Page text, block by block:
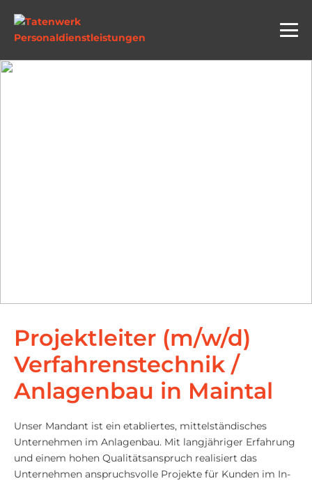
Projektleiter (m/w/d)
Verfahrenstechnik /
Anlagenbau in Maintal
Unser Mandant ist ein etabliertes, mittelständisches
Unternehmen im Anlagenbau. Mit langjähriger Erfahrung
und einem hohen Qualitätsanspruch realisiert das
Unternehmen anspruchsvolle Projekte für Kunden im In-